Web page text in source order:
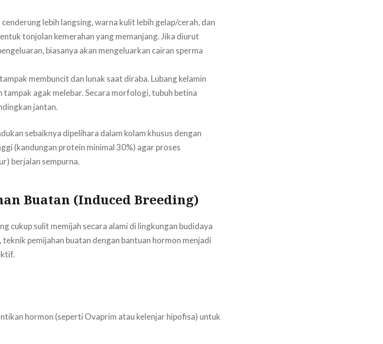
cenderung lebih langsing, warna kulit lebih gelap/cerah, dan
tonjolan kemerahan yang memanjang. Jika diurut
biasanya akan mengeluarkan cairan sperma
membuncit dan lunak saat diraba. Lubang kelamin
tampak agak melebar. Secara morfologi, tubuh betina
jantan.
sebaiknya dipelihara dalam kolam khusus dengan
(kandungan protein minimal 30%) agar proses
berjalan sempurna.
Buatan (Induced Breeding)
cukup sulit memijah secara alami di lingkungan budidaya
pemijahan buatan dengan bantuan hormon menjadi
hormon (seperti Ovaprim atau kelenjar hipofisa) untuk